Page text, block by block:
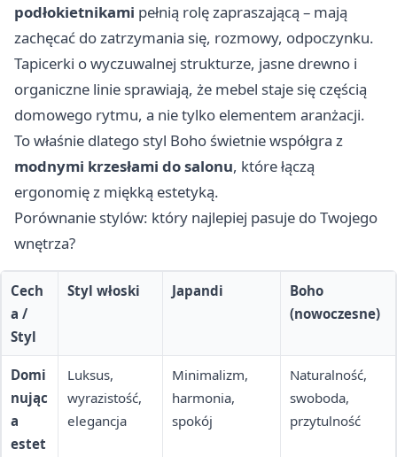
podłokietnikami pełnią rolę zapraszającą – mają
zachęcać do zatrzymania się, rozmowy, odpoczynku.
Tapicerki o wyczuwalnej strukturze, jasne drewno i
organiczne linie sprawiają, że mebel staje się częścią
domowego rytmu, a nie tylko elementem aranżacji.
To właśnie dlatego styl Boho świetnie współgra z
modnymi krzesłami do salonu, które łączą
ergonomię z miękką estetyką.
Porównanie stylów: który najlepiej pasuje do Twojego
wnętrza?
Cech
a /
Styl
Styl włoski Japandi
Boho
(nowoczesne)
Domi
nując
a
estet
Luksus,
wyrazistość,
elegancja
Minimalizm,
harmonia,
spokój
Naturalność,
swoboda,
przytulność